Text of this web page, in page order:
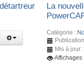
La
Catégorie :
Mis à jour
Affichages